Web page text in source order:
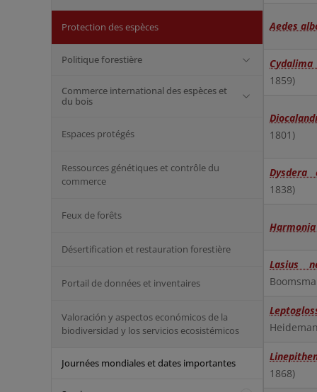
Protection des espèces
Politique forestière
Commerce international des espèces et
du bois
Espaces protégés
Ressources génétiques et contrôle du
commerce
Feux de forêts
Désertification et restauration forestière
Portail de données et inventaires
Valoración y aspectos económicos de la
biodiversidad y los servicios ecosistémicos
Journées mondiales et dates importantes
Aedes
1859)
1801)
Dysdera
1838)
Lasius
1868)